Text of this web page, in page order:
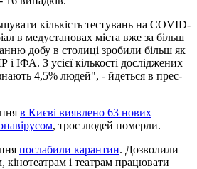
кількість тестувань на COVID-
в медустановах міста вже за більш
добу в столиці зробили більш як
ІФА. З усієї кількості досліджених
4,5% людей", - йдеться в прес-
в Києві виявлено 63 нових
, троє людей померли.
послабили карантин. Дозволили
кінотеатрам і театрам працювати